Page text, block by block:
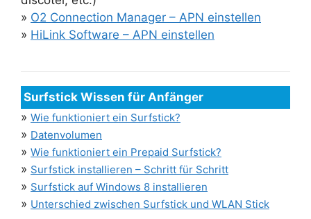
» O2 Connection Manager – APN einstellen
» HiLink Software – APN einstellen
Surfstick Wissen für Anfänger
» Wie funktioniert ein Surfstick?
» Datenvolumen
» Wie funktioniert ein Prepaid Surfstick?
» Surfstick installieren – Schritt für Schritt
» Surfstick auf Windows 8 installieren
» Unterschied zwischen Surfstick und WLAN Stick